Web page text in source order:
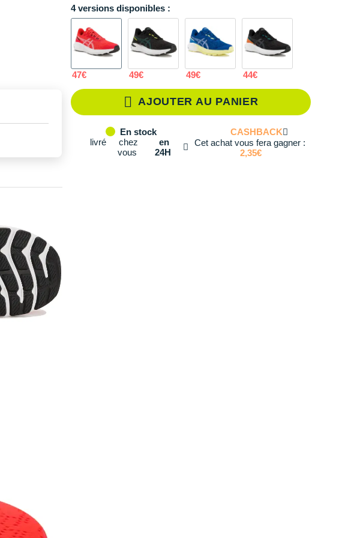
35 En rupture
35.5 En rupture
36 En stock
En stock
En stock
4 versions disponibles :
47€ 49€ 49€ 44€
AJOUTER AU PANIER
En stock
livré
chez
vous
en
24H
CASHBACK
Cet achat vous fera gagner :
2,35€